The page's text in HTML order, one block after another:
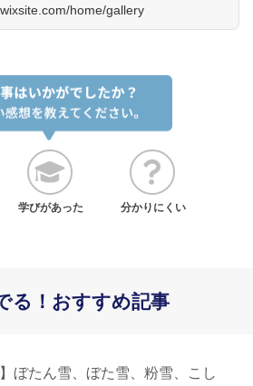
home/gallery
学びがあった 分かりにくい
る！おすすめ記事
ぼたん雪、ぼた雪、粉雪、こし